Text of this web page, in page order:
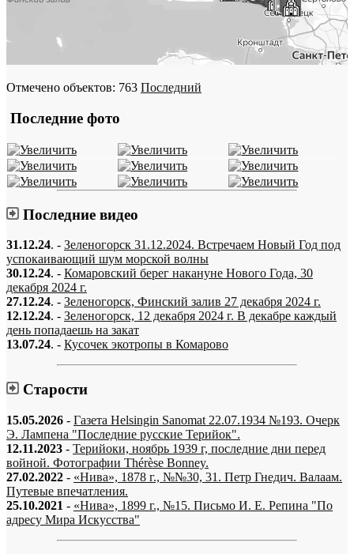
Отмечено объектов: 763 Последний
Последние фото
Последние видео
31.12.24. - Зеленогорск 31.12.2024. Встречаем Новый Год под
успокаивающий шум морской волны
30.12.24. - Комаровский берег накануне Нового Года, 30
декабря 2024 г.
27.12.24. - Зеленогорск, Финский залив 27 декабря 2024 г.
12.12.24. - Зеленогорск, 12 декабря 2024 г. В декабре каждый
день попадаешь на закат
13.07.24. - Кусочек экотропы в Комарово
Старости
15.05.2026 - Газета Helsingin Sanomat 22.07.1934 №193. Очерк
Э. Лампена "Последние русские Терийок".
12.11.2023 - Терийоки, ноябрь 1939 г, последние дни перед
войной. Фотографии Thérèse Bonney.
27.02.2022 - «Нива», 1878 г., №№30, 31. Петр Гнедич. Валаам.
Путевые впечатления.
25.10.2021 - «Нива», 1899 г., №15. Письмо И. Е. Репина "По
адресу Мира Искусства"